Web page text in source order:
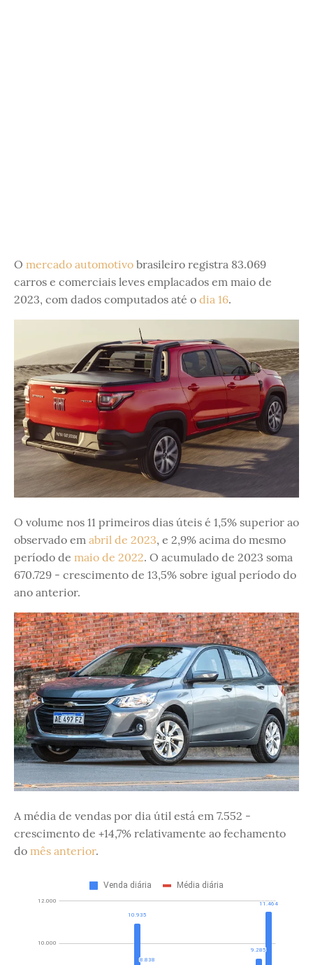
O mercado automotivo brasileiro registra 83.069
carros e comerciais leves emplacados em maio de
2023, com dados computados até o dia 16.
O volume nos 11 primeiros dias úteis é 1,5% superior ao
observado em abril de 2023, e 2,9% acima do mesmo
período de maio de 2022. O acumulado de 2023 soma
670.729 - crescimento de 13,5% sobre igual período do
ano anterior.
A média de vendas por dia útil está em 7.552 -
crescimento de +14,7% relativamente ao fechamento
do mês anterior.